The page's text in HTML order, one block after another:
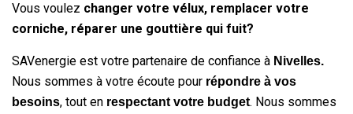
Vous voulez changer votre vélux, remplacer votre
corniche, réparer une gouttière qui fuit?
SAVenergie est votre partenaire de confiance à Nivelles.
Nous sommes à votre écoute pour répondre à vos
besoins, tout en respectant votre budget. Nous sommes